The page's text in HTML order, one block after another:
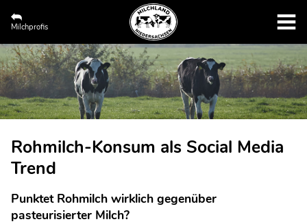
Milchprofis
Rohmilch-Konsum als Social Media
Trend
Punktet Rohmilch wirklich gegenüber
pasteurisierter Milch?